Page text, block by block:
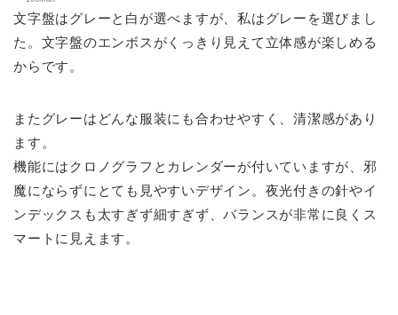
文字盤はグレーと白が選べますが、私はグレーを選びまし
た。文字盤のエンボスがくっきり見えて立体感が楽しめる
からです。
またグレーはどんな服装にも合わせやすく、清潔感があり
ます。
機能にはクロノグラフとカレンダーが付いていますが、邪
魔にならずにとても見やすいデザイン。夜光付きの針やイ
ンデックスも太すぎず細すぎず、バランスが非常に良くス
マートに見えます。